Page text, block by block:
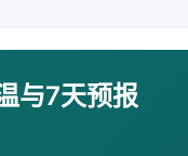
与7天预报